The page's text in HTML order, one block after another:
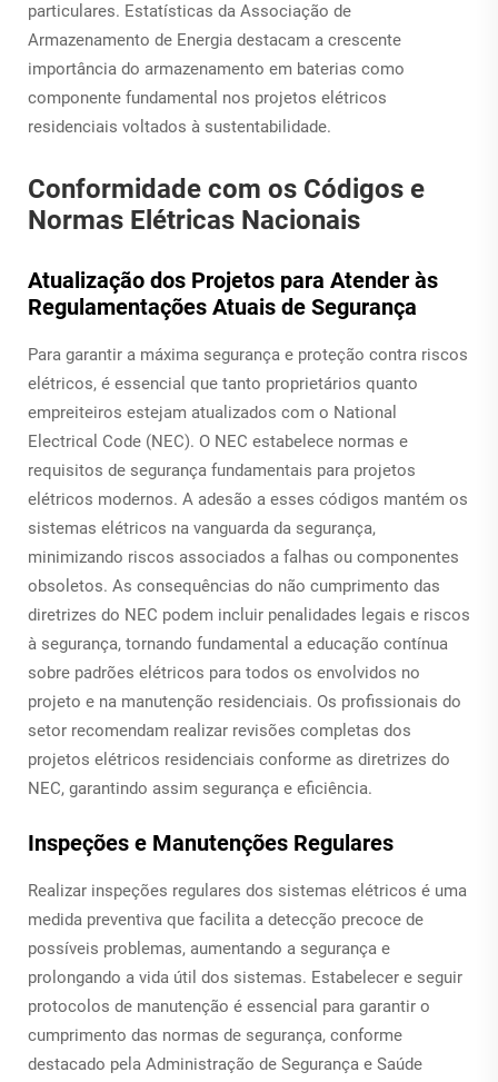
particulares. Estatísticas da Associação de
Armazenamento de Energia destacam a crescente
importância do armazenamento em baterias como
componente fundamental nos projetos elétricos
residenciais voltados à sustentabilidade.
Conformidade com os Códigos e
Normas Elétricas Nacionais
Atualização dos Projetos para Atender às
Regulamentações Atuais de Segurança
Para garantir a máxima segurança e proteção contra riscos
elétricos, é essencial que tanto proprietários quanto
empreiteiros estejam atualizados com o National
Electrical Code (NEC). O NEC estabelece normas e
requisitos de segurança fundamentais para projetos
elétricos modernos. A adesão a esses códigos mantém os
sistemas elétricos na vanguarda da segurança,
minimizando riscos associados a falhas ou componentes
obsoletos. As consequências do não cumprimento das
diretrizes do NEC podem incluir penalidades legais e riscos
à segurança, tornando fundamental a educação contínua
sobre padrões elétricos para todos os envolvidos no
projeto e na manutenção residenciais. Os profissionais do
setor recomendam realizar revisões completas dos
projetos elétricos residenciais conforme as diretrizes do
NEC, garantindo assim segurança e eficiência.
Inspeções e Manutenções Regulares
Realizar inspeções regulares dos sistemas elétricos é uma
medida preventiva que facilita a detecção precoce de
possíveis problemas, aumentando a segurança e
prolongando a vida útil dos sistemas. Estabelecer e seguir
protocolos de manutenção é essencial para garantir o
cumprimento das normas de segurança, conforme
destacado pela Administração de Segurança e Saúde